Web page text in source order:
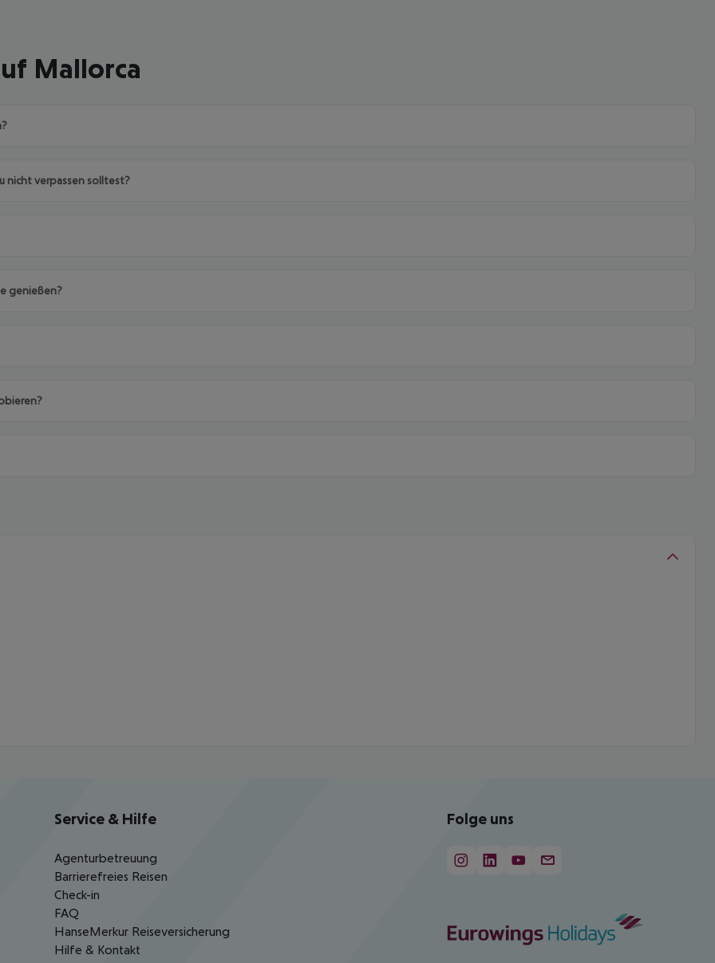
Mallorca
nicht verpassen solltest?
genießen?
Service & Hilfe
Agenturbetreuung
Barrierefreies Reisen
Check-in
FAQ
HanseMerkur Reiseversicherung
Hilfe & Kontakt
Folge uns